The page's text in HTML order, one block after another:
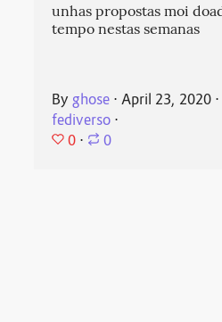
unhas propostas moi
tempo nestas semanas
Byghose ⋅April 23, 2020
fediverso ⋅
0 ⋅ 0